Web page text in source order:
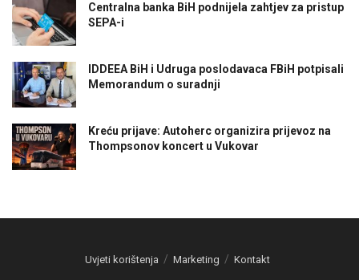
Centralna banka BiH podnijela zahtjev za pristup
SEPA-i
IDDEEA BiH i Udruga poslodavaca FBiH potpisali
Memorandum o suradnji
Kreću prijave: Autoherc organizira prijevoz na
Thompsonov koncert u Vukovar
Uvjeti korištenja Marketing Kontakt